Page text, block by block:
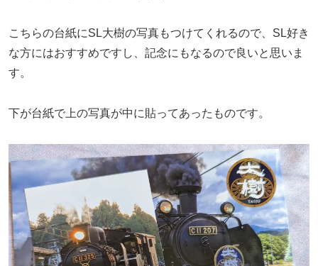
こちらの台紙にSL大樹の写真もつけてくれるので、SL好き
な方にはおすすめですし、記念にもなるので良いと思いま
す。
下が台紙で上の写真が中に貼ってあったものです。